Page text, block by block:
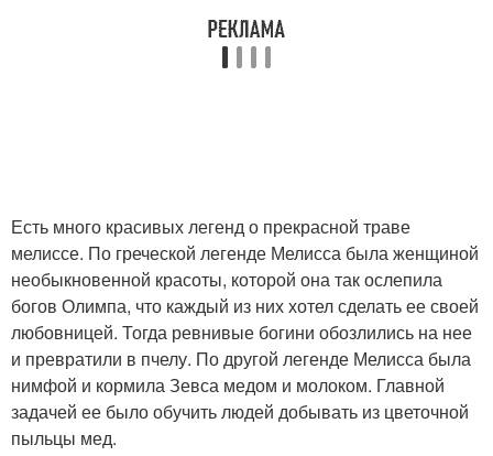
Есть много красивых легенд о прекрасной траве
мелиссе. По греческой легенде Мелисса была женщиной
необыкновенной красоты, которой она так ослепила
богов Олимпа, что каждый из них хотел сделать ее своей
любовницей. Тогда ревнивые богини обозлились на нее
и превратили в пчелу. По другой легенде Мелисса была
нимфой и кормила Зевса медом и молоком. Главной
задачей ее было обучить людей добывать из цветочной
пыльцы мед.